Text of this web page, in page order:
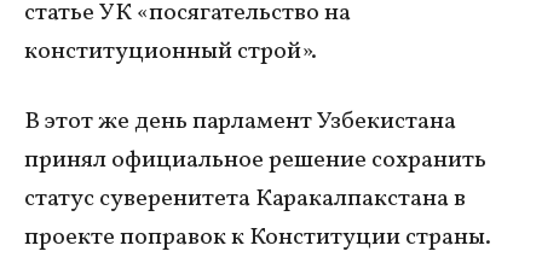
статье УК «посягательство на
конституционный строй».
В этот же день парламент Узбекистана
принял официальное решение сохранить
статус суверенитета Каракалпакстана в
проекте поправок к Конституции страны.